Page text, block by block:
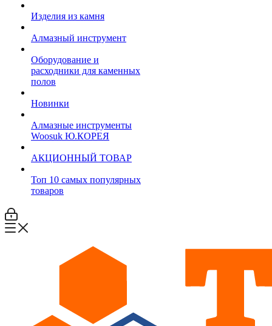
Изделия из камня
Алмазный инструмент
Оборудование и
расходники для каменных
полов
Новинки
Алмазные инструменты
Woosuk Ю.КОРЕЯ
АКЦИОННЫЙ ТОВАР
Топ 10 самых популярных
товаров